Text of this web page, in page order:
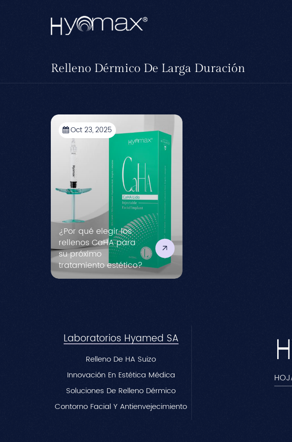
Relleno Dérmico De Larga Duración
Oct 23, 2025
¿Por qué elegir los
rellenos CaHA para
su próximo
tratamiento estético?
Laboratorios Hyamed SA
Relleno De HA Suizo
Innovación En Estética Médica
Soluciones De Relleno Dérmico
Contorno Facial Y Antienvejecimiento